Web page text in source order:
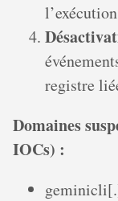
registre
Domaines
IOCs) :